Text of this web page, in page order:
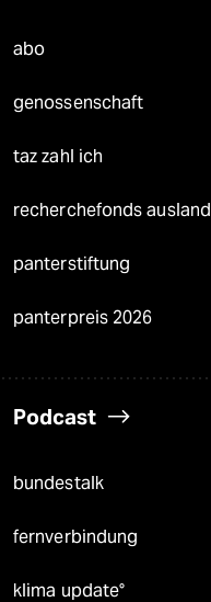
abo
genossenschaft
taz zahl ich
recherchefonds ausland
panterstiftung
panterpreis 2026
Podcast
bundestalk
fernverbindung
klima update°